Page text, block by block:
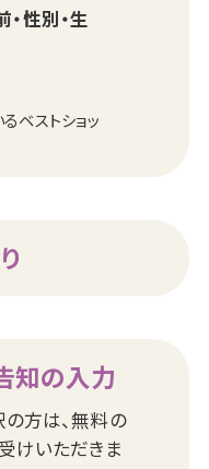
性別・生
ベストショッ
知の入力
の方は、無料の
けいただきま